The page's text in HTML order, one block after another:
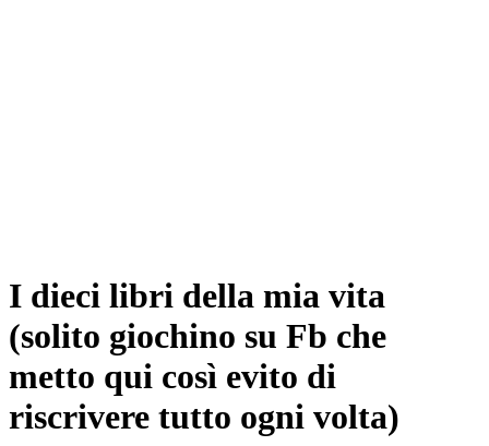
I dieci libri della mia vita
(solito giochino su Fb che
metto qui così evito di
riscrivere tutto ogni volta)